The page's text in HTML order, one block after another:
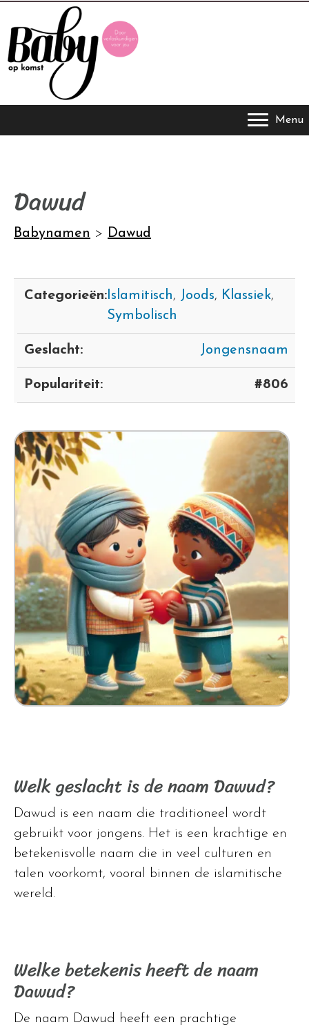
Menu
Dawud
Babynamen > Dawud
Categorieën:Islamitisch, Joods, Klassiek,
Symbolisch
Geslacht: Jongensnaam
Populariteit: #806
Welk geslacht is de naam Dawud?
Dawud is een naam die traditioneel wordt
gebruikt voor jongens. Het is een krachtige en
betekenisvolle naam die in veel culturen en
talen voorkomt, vooral binnen de islamitische
wereld.
Welke betekenis heeft de naam
Dawud?
De naam Dawud heeft een prachtige